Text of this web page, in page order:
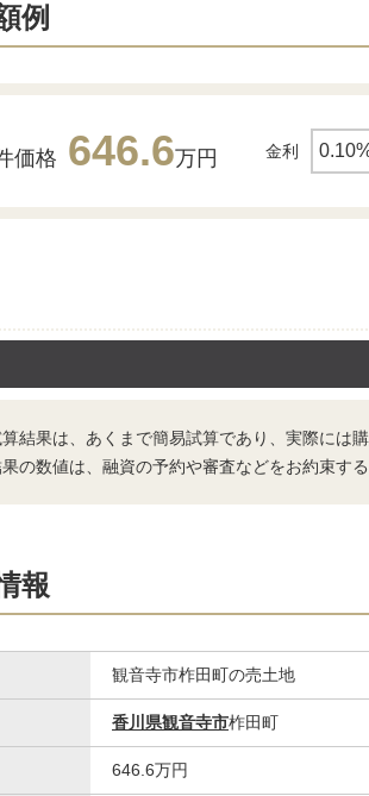
例
価格 646.6万円 金利
結果は、あくまで簡易試算であり、実際には
の数値は、融資の予約や審査などをお約束する
報
観音寺市柞田町の売土地
香川県観音寺市柞田町
646.6万円